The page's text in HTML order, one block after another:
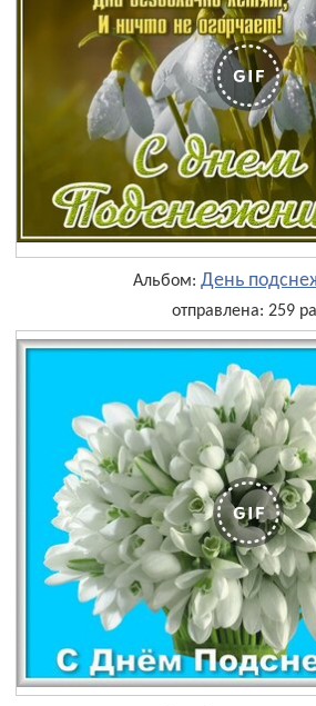
Альбом: День
отправлена: 259